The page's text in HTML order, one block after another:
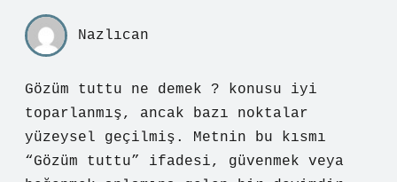
Nazlıcan
Gözüm tuttu ne demek ? konusu iyi
toparlanmış, ancak bazı noktalar
yüzeysel geçilmiş. Metnin bu kısmı
“Gözüm tuttu” ifadesi, güvenmek veya